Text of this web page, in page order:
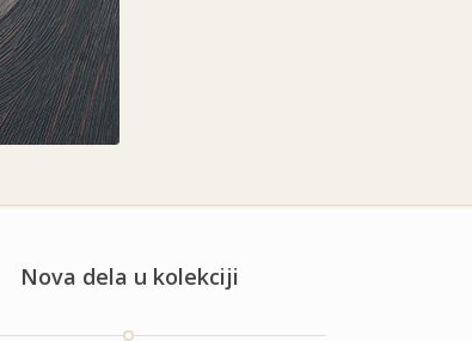
Nova dela u kolekciji